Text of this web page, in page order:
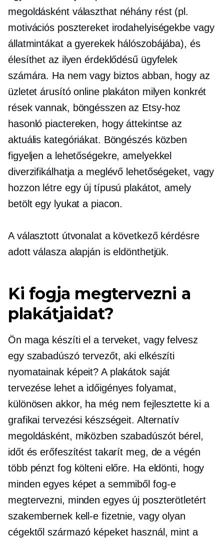
megoldásként választhat néhány rést (pl.
motivációs posztereket irodahelyiségekbe vagy
állatmintákat a gyerekek hálószobájába), és
élesíthet az ilyen érdeklődésű ügyfelek
számára. Ha nem vagy biztos abban, hogy az
üzletet árusító online plakáton milyen konkrét
rések vannak, böngésszen az Etsy-hoz
hasonló piactereken, hogy áttekintse az
aktuális kategóriákat. Böngészés közben
figyeljen a lehetőségekre, amelyekkel
diverzifikálhatja a meglévő lehetőségeket, vagy
hozzon létre egy új típusú plakátot, amely
betölt egy lyukat a piacon.
A választott útvonalat a következő kérdésre
adott válasza alapján is eldönthetjük.
Ki fogja megtervezni a
plakátjaidat?
Ön maga készíti el a terveket, vagy felvesz
egy szabadúszó tervezőt, aki elkészíti
nyomatainak képeit? A plakátok saját
tervezése lehet a időigényes folyamat,
különösen akkor, ha még nem fejlesztette ki a
grafikai tervezési készségeit. Alternatív
megoldásként, miközben szabadúszót bérel,
időt és erőfeszítést takarít meg, de a végén
több pénzt fog költeni előre. Ha eldönti, hogy
minden egyes képet a semmiből fog-e
megtervezni, minden egyes új poszterötletért
szakembernek kell-e fizetnie, vagy olyan
cégektől származó képeket használ, mint a